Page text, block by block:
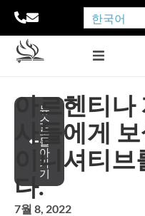
한국어
뉴
스
로
돌
아
가
기
아르헨티나
사들에게
이니셔티
다.
7월 8, 2022